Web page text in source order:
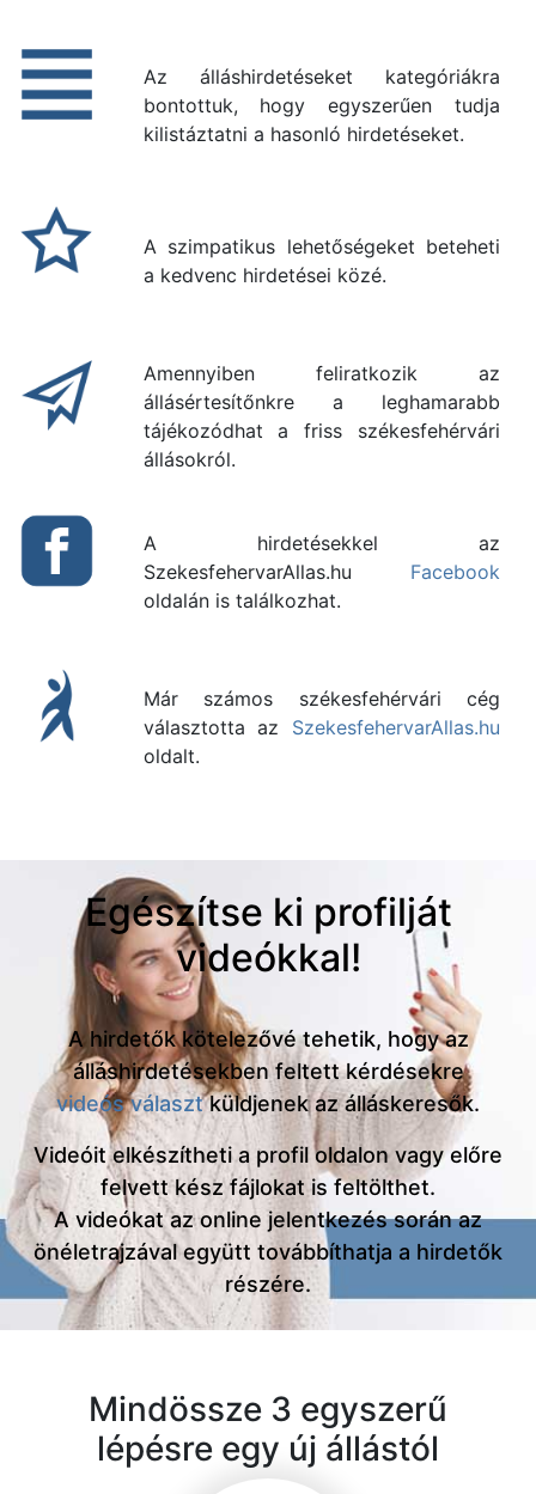
Az álláshirdetéseket kategóriákra
bontottuk, hogy egyszerűen tudja
kilistáztatni a hasonló hirdetéseket.
A szimpatikus lehetőségeket beteheti
a kedvenc hirdetései közé.
Amennyiben feliratkozik az
állásértesítőnkre a leghamarabb
tájékozódhat a friss székesfehérvári
állásokról.
A hirdetésekkel az
SzekesfehervarAllas.hu Facebook
oldalán is találkozhat.
Már számos székesfehérvári cég
választotta az SzekesfehervarAllas.hu
oldalt.
Egészítse ki profilját
videókkal!
A hirdetők kötelezővé tehetik, hogy az
álláshirdetésekben feltett kérdésekre
videós választküldjenek az álláskeresők.
Videóit elkészítheti a profil oldalon vagy előre
felvett kész fájlokat is feltölthet.
A videókat az online jelentkezés során az
önéletrajzával együtt továbbíthatja a hirdetők
részére.
Mindössze 3 egyszerű
lépésre egy új állástól